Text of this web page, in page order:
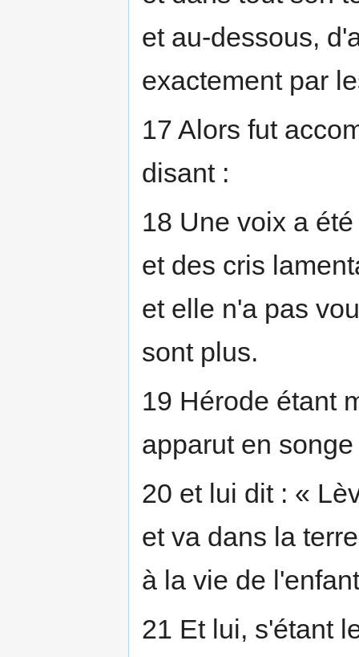
et au-dessous,
exactement par
17 Alors fut
disant :
18 Une voix a
et des cris
et elle n'a pas
sont plus.
19 Hérode étant
apparut en
20 et lui dit : «
et va dans la
à la vie de
21 Et lui, s'étant